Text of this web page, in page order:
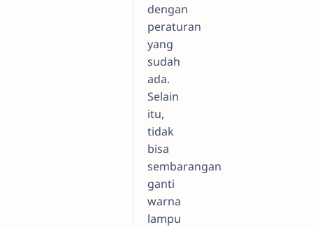
dengan
peraturan
yang
sudah
ada.
Selain
itu,
tidak
bisa
sembarangan
ganti
warna
lampu